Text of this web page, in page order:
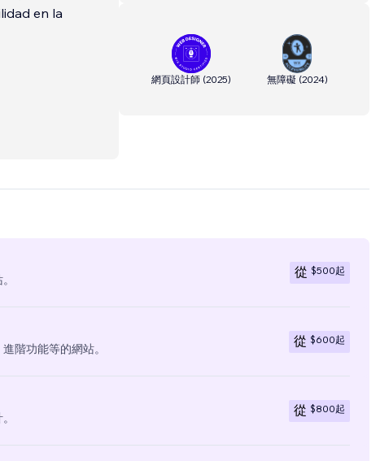
en la
網頁設計師 (2025) 無障礙 (2024)
從 $500起
階功能等的網站。
從 $600起
從 $800起